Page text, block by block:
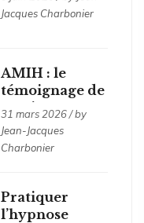
dons, apaiser
les blessures
Jacques Charbonier
AMIH : le
témoignage de
Marie
31 mars 2026 / by
Jean-Jacques
Charbonier
Pratiquer
l’hypnose